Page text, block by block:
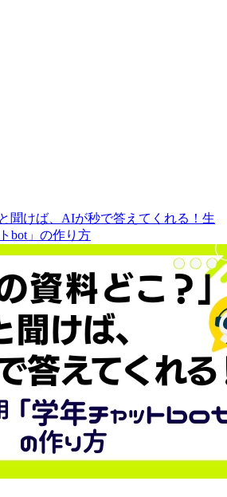
聞けば、AIが秒で答えてくれる！生
bot」の作り方